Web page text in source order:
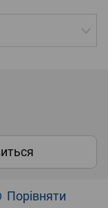
Порівняти